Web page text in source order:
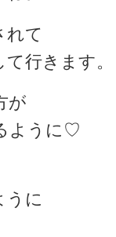
れて
行きます。
が
ように♡
うに